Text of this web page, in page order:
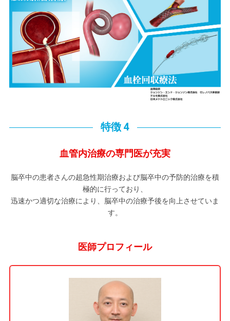
特徴 4
血管内治療の専門医が充実
脳卒中の患者さんの超急性期治療および脳卒中の予防的治療を積
極的に行っており、
迅速かつ適切な治療により、脳卒中の治療予後を向上させていま
す。
医師プロフィール